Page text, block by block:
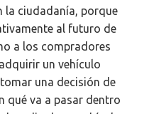
la ciudadanía, porque
al futuro de
a los compradores
un vehículo
una decisión de
qué va a pasar dentro